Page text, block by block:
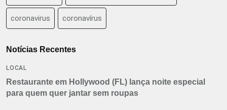
coronavirus coronavírus
Notícias Recentes
LOCAL
Restaurante em Hollywood (FL) lança noite especial
para quem quer jantar sem roupas